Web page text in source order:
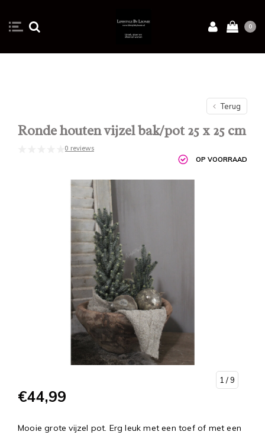
0
Terug
Ronde houten vijzel bak/pot 25 x 25 cm
0 reviews
OP VOORRAAD
1 / 9
€44,99
Mooie grote vijzel pot. Erg leuk met een toef of met een